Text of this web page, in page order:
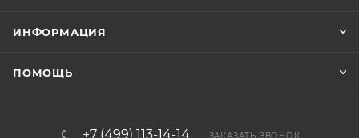
ИНФОРМАЦИЯ
ПОМОЩЬ
+7 (499) 113-14-14